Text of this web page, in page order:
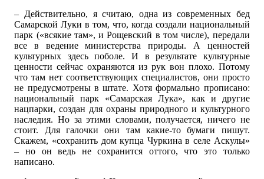
– Действительно, я считаю, одна из современных бед
Самарской Луки в том, что, когда создали национальный
парк («всякие там», и Рощевский в том числе), передали
все в ведение министерства природы. А ценностей
культурных здесь поболе. И в результате культурные
ценности сейчас охраняются из рук вон плохо. Потому
что там нет соответствующих специалистов, они просто
не предусмотрены в штате. Хотя формально прописано:
национальный парк «Самарская Лука», как и другие
нацпарки, создан для охраны природного и культурного
наследия. Но за этими словами, получается, ничего не
стоит. Для галочки они там какие-то бумаги пишут.
Скажем, «сохранить дом купца Чуркина в селе Аскулы»
– но он ведь не сохранится оттого, что это только
написано.